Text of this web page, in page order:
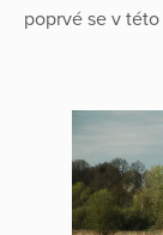
poprvé se v